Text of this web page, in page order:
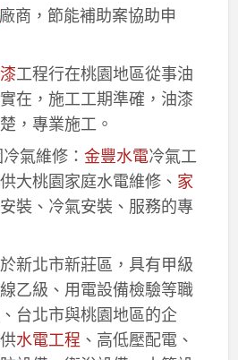
廠商，節能補助案協助申
工程行在桃園地區從事油
在，施工工期準確，油漆
，專業施工。
氣維修： 金豐水電冷氣工
大桃園家庭水電維修、 家
裝、冷氣安裝、服務的專
新北市新莊區，具有甲級
乙級、用電設備檢驗等職
台北市與桃園地區的企
水電工程 、高低壓配電、